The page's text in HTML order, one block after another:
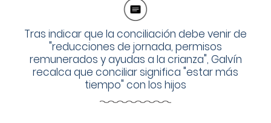
Tras indicar que la conciliación debe venir de
"reducciones de jornada, permisos
remunerados y ayudas a la crianza", Galvín
recalca que conciliar significa "estar más
tiempo" con los hijos